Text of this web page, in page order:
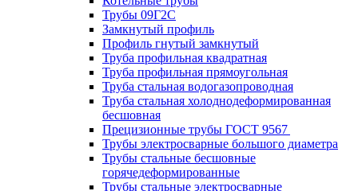
Трубы 09Г2С
Замкнутый профиль
Профиль гнутый замкнутый
Труба профильная квадратная
Труба профильная прямоугольная
Труба стальная водогазопроводная
Труба стальная холоднодеформированная
бесшовная
Прецизионные трубы ГОСТ 9567
Трубы электросварные большого диаметра
Трубы стальные бесшовные
горячедеформированные
Трубы стальные электросварные